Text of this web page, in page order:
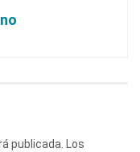
publicada.
Los